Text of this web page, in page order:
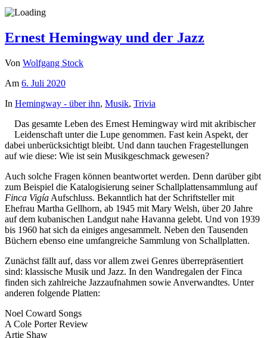
Ernest Hemingway und der Jazz
Von Wolfgang Stock
Am 6. Juli 2020
In Hemingway - über ihn, Musik, Trivia
Das gesamte Leben des Ernest Hemingway wird mit akribischer
Leidenschaft unter die Lupe genommen. Fast kein Aspekt, der
dabei unberücksichtigt bleibt. Und dann tauchen Fragestellungen
auf wie diese: Wie ist sein Musikgeschmack gewesen?
Auch solche Fragen können beantwortet werden. Denn darüber gibt
zum Beispiel die Katalogisierung seiner Schallplattensammlung auf
Finca Vigía Aufschluss. Bekanntlich hat der Schriftsteller mit
Ehefrau Martha Gellhorn, ab 1945 mit Mary Welsh, über 20 Jahre
auf dem kubanischen Landgut nahe Havanna gelebt. Und von 1939
bis 1960 hat sich da einiges angesammelt. Neben den Tausenden
Büchern ebenso eine umfangreiche Sammlung von Schallplatten.
Zunächst fällt auf, dass vor allem zwei Genres überrepräsentiert
sind: klassische Musik und Jazz. In den Wandregalen der Finca
finden sich zahlreiche Jazzaufnahmen sowie Anverwandtes. Unter
anderen folgende Platten:
Noel Coward Songs
A Cole Porter Review
Artie Shaw